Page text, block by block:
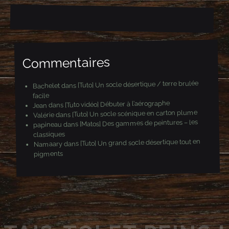
-
i
Commentaires
Bacheletdans [Tuto] Un socle désertique / terre brulée
facile
Jean dans [Tuto vidéo] Débuter à l’aérographe
Valériedans [Tuto] Un socle scénique en carton plume
papineau dans [Matos] Des gammes de peintures – les
classiques
Namaarydans [Tuto] Un grand socle désertique tout en
pigments